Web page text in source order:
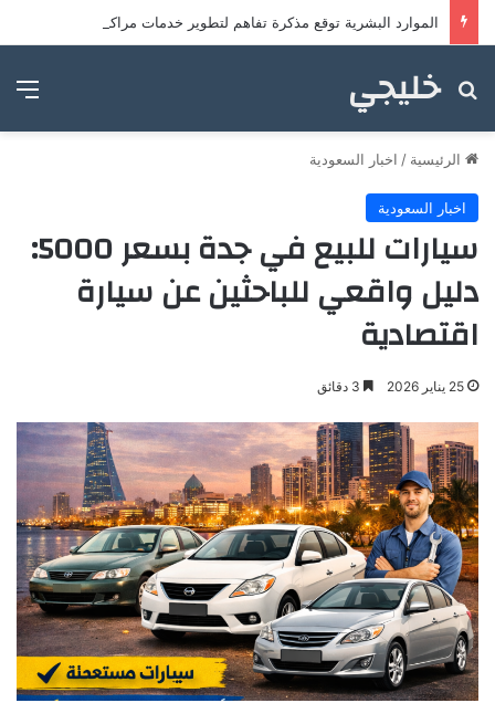
خليجي
بحث عن
الرئيسية / اخبار السعودية
اخبار السعودية
سيارات للبيع في جدة بسعر 5000:
دليل واقعي للباحثين عن سيارة
اقتصادية
25 يناير 2026